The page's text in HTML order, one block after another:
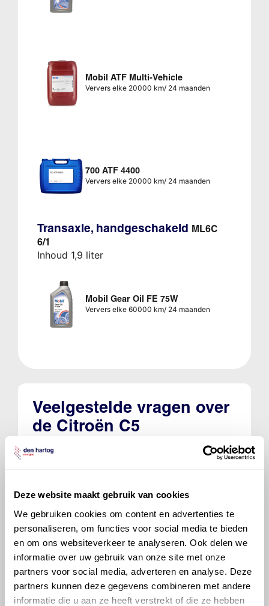
Deze website maakt gebruik van cookies
We gebruiken cookies om content en advertenties te
personaliseren, om functies voor social media te bieden
en om ons websiteverkeer te analyseren. Ook delen we
informatie over uw gebruik van onze site met onze
partners voor social media, adverteren en analyse. Deze
partners kunnen deze gegevens combineren met andere
informatie die u aan ze heeft verstrekt of die ze hebben
Mobil ATF Multi-Vehicle
Ververs elke 20000 km/ 24 maanden
700 ATF 4400
Ververs elke 20000 km/ 24 maanden
Transaxle, handgeschakeld ML6C
6/1
Inhoud 1,9 liter
Mobil Gear Oil FE 75W
Ververs elke 60000 km/ 24 maanden
Veelgestelde vragen over
de Citroën C5
Welke motorolie adviseert Den Hartog
Citroën C5?
Hoe vaak moet de motorolie ververst
worden bij een Citroën C5?